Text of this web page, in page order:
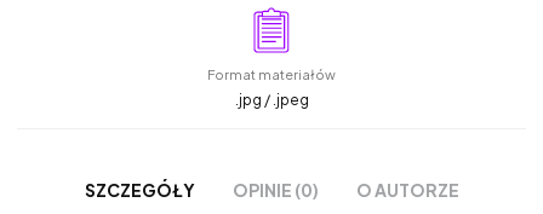
Format materiałów
.jpg / .jpeg
SZCZEGÓŁY OPINIE (0) O AUTORZE